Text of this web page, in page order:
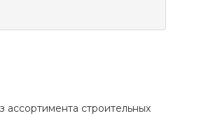
ассортимента строительных